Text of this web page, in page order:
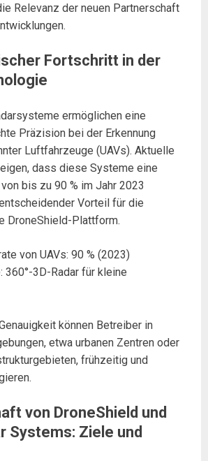
Relevanz der neuen Partnerschaft
Fortschritt in der
ermöglichen eine
Präzision bei der Erkennung
Luftfahrzeuge (UAVs). Aktuelle
dass diese Systeme eine
bis zu 90 % im Jahr 2023
Vorteil für die
DroneShield-Plattform.
von UAVs: 90 % (2023)
360°-3D-Radar für kleine
können Betreiber in
etwa urbanen Zentren oder
frühzeitig und
von DroneShield und
Systems: Ziele und